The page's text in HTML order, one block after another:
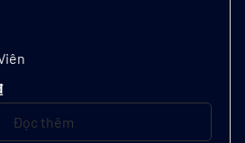
Đọc thêm